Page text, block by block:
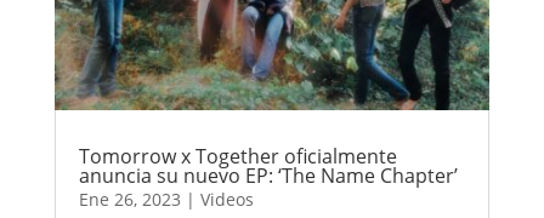
Tomorrow x Together oficialmente
anuncia su nuevo EP: ‘The Name Chapter’
Ene 26, 2023 | Videos